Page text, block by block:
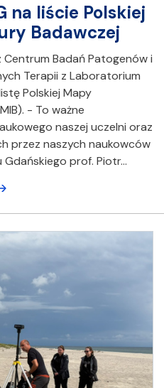
na liście Polskiej
Badawczej
Badań Patogenów i
Terapii z Laboratorium
Polskiej Mapy
- To ważne
naszej uczelni oraz
przez naszych naukowców
prof. Piotr…